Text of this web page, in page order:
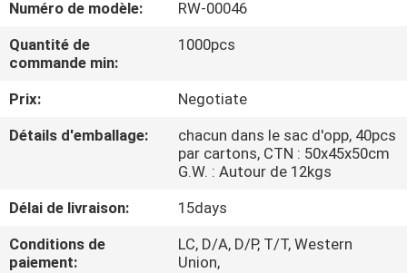
CONTRÔLE
DE
QUALITÉ
DU
Numéro de modèle:
RW-00046
Quantité de
commande min:
1000pcs
Prix:
Negotiate
Détails d'emballage:
chacun dans le sac d'opp, 40pcs
par cartons, CTN : 50x45x50cm
G.W. : Autour de 12kgs
Délai de livraison:
15days
Conditions de
paiement:
LC, D/A, D/P, T/T, Western
Union,